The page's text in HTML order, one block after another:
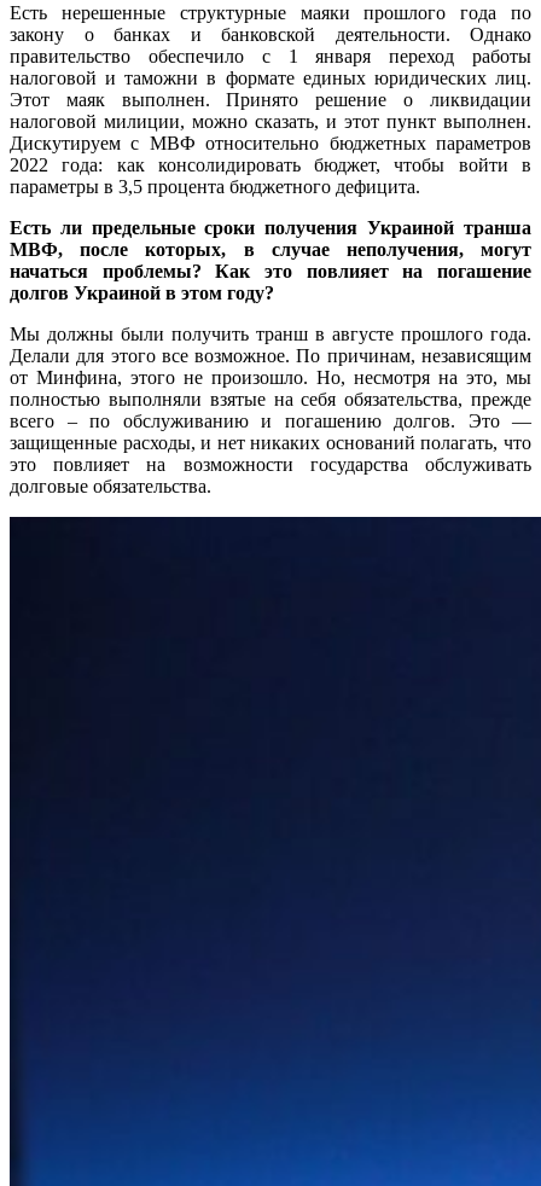
Есть нерешенные структурные маяки прошлого года по
закону о банках и банковской деятельности. Однако
правительство обеспечило с 1 января переход работы
налоговой и таможни в формате единых юридических лиц.
Этот маяк выполнен. Принято решение о ликвидации
налоговой милиции, можно сказать, и этот пункт выполнен.
Дискутируем с МВФ относительно бюджетных параметров
2022 года: как консолидировать бюджет, чтобы войти в
параметры в 3,5 процента бюджетного дефицита.
Есть ли предельные сроки получения Украиной транша
МВФ, после которых, в случае неполучения, могут
начаться проблемы? Как это повлияет на погашение
долгов Украиной в этом году?
Мы должны были получить транш в августе прошлого года.
Делали для этого все возможное. По причинам, независящим
от Минфина, этого не произошло. Но, несмотря на это, мы
полностью выполняли взятые на себя обязательства, прежде
всего – по обслуживанию и погашению долгов. Это —
защищенные расходы, и нет никаких оснований полагать, что
это повлияет на возможности государства обслуживать
долговые обязательства.